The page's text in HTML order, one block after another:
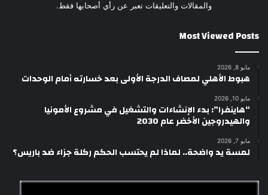
والمقالات والتعليقات تعبر عن رأي أصحابها فقط.
Most Viewed Posts
مايو 8, 2026
هبوط الأهلي لمصاف الدرجة الأولى بعد خسارته أمام الوحدات
مايو 10, 2026
“هاينفرا”: بدء الإنشاءات والتشغيل في مشروع الأمونيا
والهيدروجين الأخضر عام 2030
مايو 7, 2026
لمسة يد واضحة.. لماذا لم يحتسب الحكم ركلة جزاء ضد باريس؟